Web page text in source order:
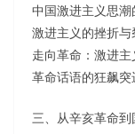
中国激进主义思潮
激进主义的挫折与
走向革命：激进
革命话语的狂飙突
三、从辛亥革命到